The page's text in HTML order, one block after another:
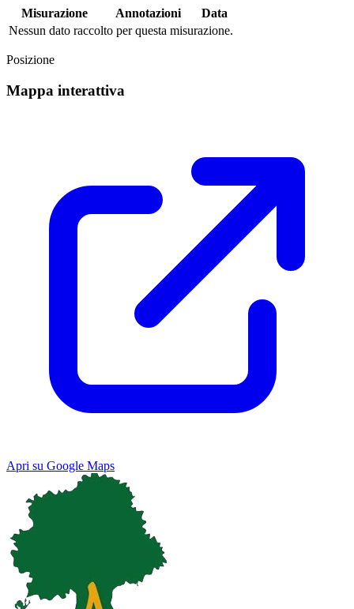
Misurazione Annotazioni
Data
Nessun dato raccolto per questa misurazione.
Posizione
Mappa interattiva
Apri su Google Maps
Map Satellite
Keyboard shortcuts